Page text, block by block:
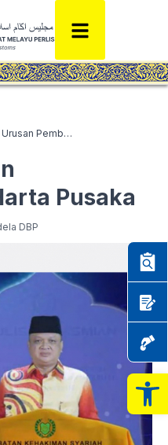
Percepat Urusan Pembahagian Harta Pusaka
Pusaka
DBP